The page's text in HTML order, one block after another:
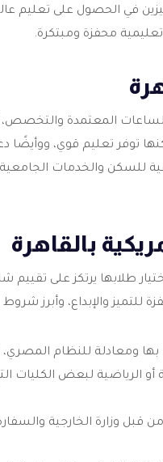
في الحصول على تعليم
محفزة ومبتكرة.
المعتمدة
توفر تعليم قوي، ووأيضًا
للسكن والخدمات
بالقاهرة
طلابها يرتكز على
والإبداع، وأبرز شروط
ومعادلة للنظام المصري،
أو الرياضية لبعض
وزارة الخارجية